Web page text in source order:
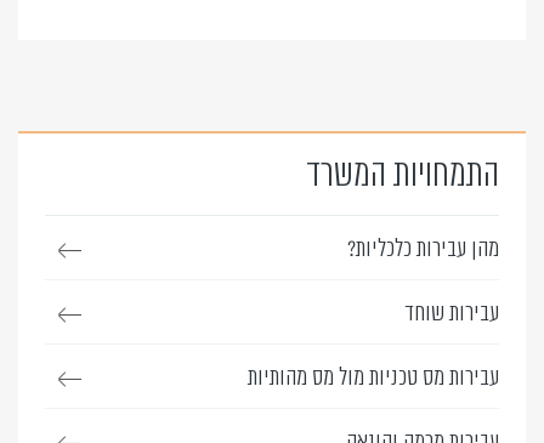
התמחויות המשרד
מהן עבירות כלכליות?
עבירות שוחד
עבירות מס טכניות מול מס מהותיות